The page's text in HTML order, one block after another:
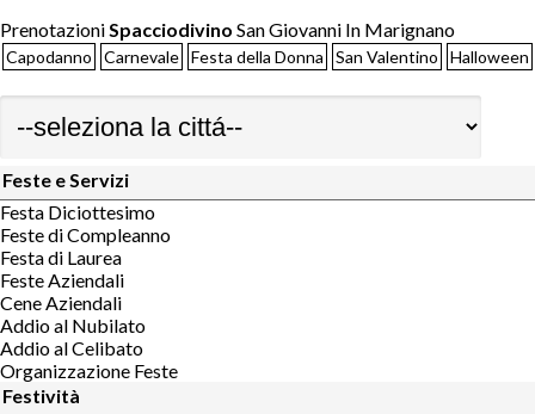
Prenotazioni Spacciodivino San Giovanni In Marignano
Capodanno Carnevale Festa della Donna San Valentino Halloween
Feste e Servizi
Festa Diciottesimo
Feste di Compleanno
Festa di Laurea
Feste Aziendali
Cene Aziendali
Addio al Nubilato
Addio al Celibato
Organizzazione Feste
Festività